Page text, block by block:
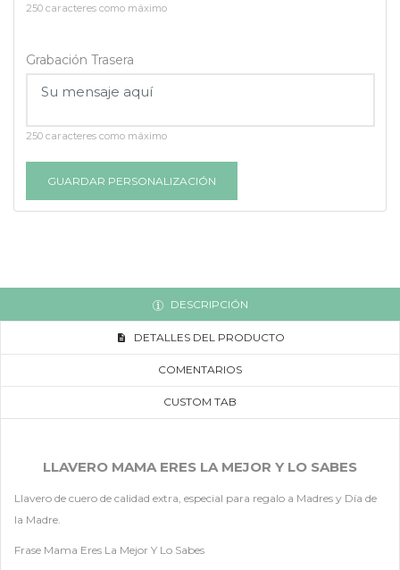
250 caracteres como máximo
Grabación Trasera
250 caracteres como máximo
GUARDAR PERSONALIZACIÓN
DESCRIPCIÓN
DETALLES DEL PRODUCTO
COMENTARIOS
CUSTOM TAB
LLAVERO MAMA ERES LA MEJOR Y LO SABES
Llavero de cuero de calidad extra, especial para regalo a Madres y Día de
la Madre.
Frase Mama Eres La Mejor Y Lo Sabes